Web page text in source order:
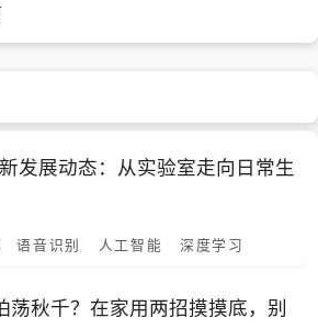
发展动态：从实验室走向日常生
语音识别 人工智能 深度学习
荡秋千？在家用两招摸摸底，别